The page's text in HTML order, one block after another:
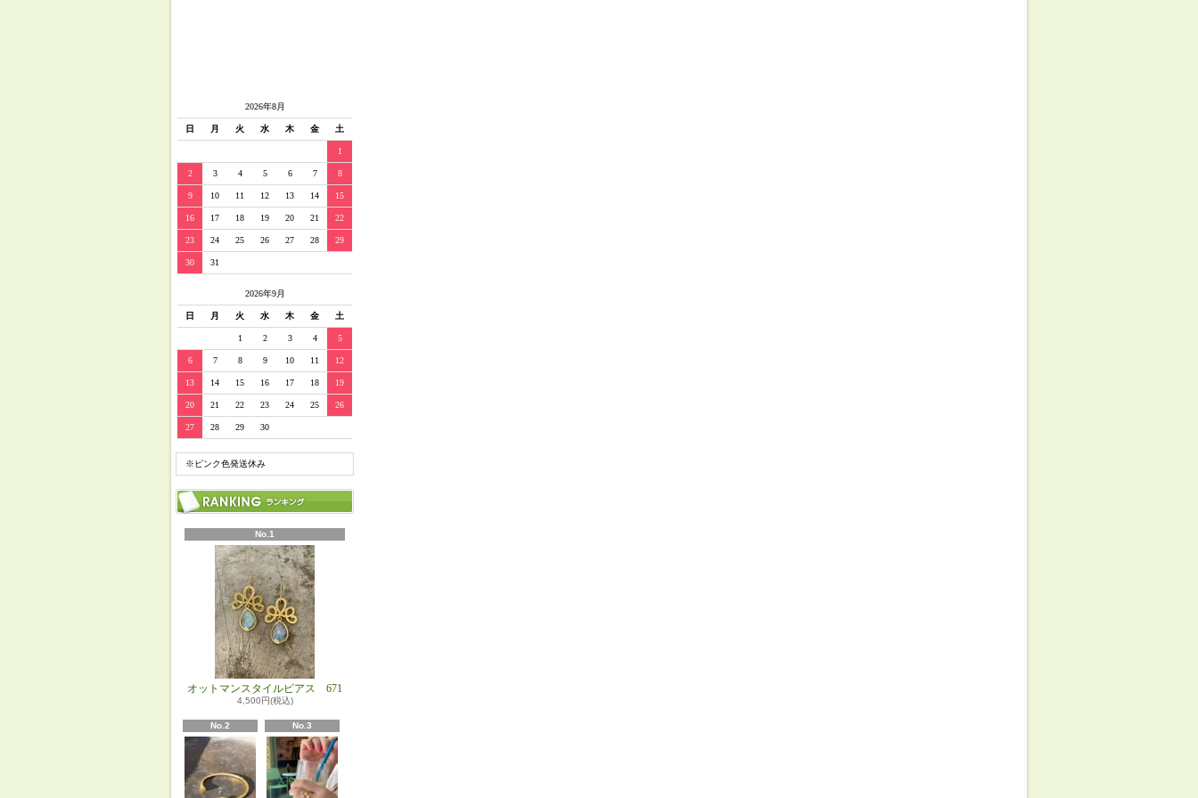
2026年8月
日 月 火 水 木 金 土
1
2 3 4 5 6 7 8
9 10 11 12 13 14 15
16 17 18 19 20 21 22
23 24 25 26 27 28 29
30 31
2026年9月
日 月 火 水 木 金 土
1 2 3 4 5
6 7 8 9 10 11 12
13 14 15 16 17 18 19
20 21 22 23 24 25 26
27 28 29 30
※ピンク色発送休み
No.1
オットマンスタイルピアス 671
4,500円(税込)
No.2 No.3